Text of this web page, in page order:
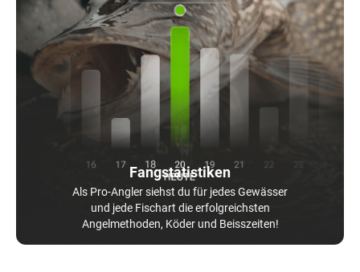
Fangstatistiken
Als Pro-Angler siehst du für jedes Gewässer
und jede Fischart die erfolgreichsten
Angelmethoden, Köder und Beisszeiten!